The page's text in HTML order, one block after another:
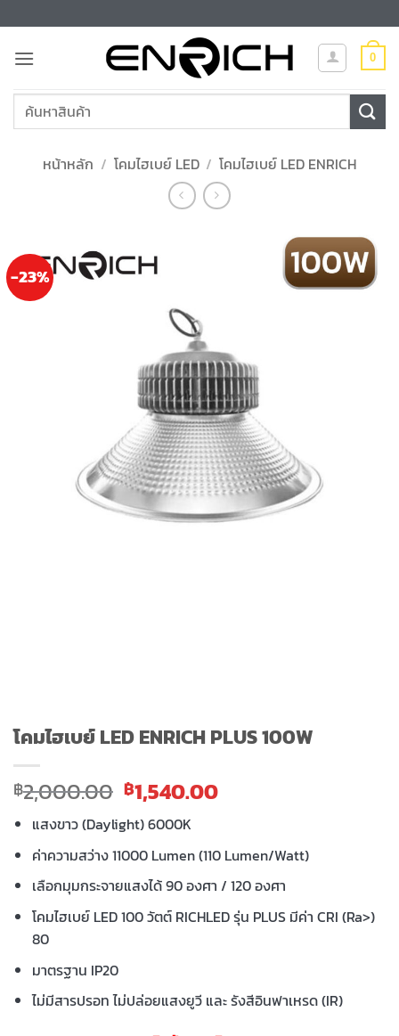
ไป
ยัง
0
ค้นหา:
หน้าหลัก / โคมไฮเบย์ LED / โคมไฮเบย์ LED ENRICH
-23%
โคมไฮเบย์ LED ENRICH PLUS 100W
฿2,000.00 Original
price
was:
฿2,000.00.
฿1,540.00Current
฿1,540.00.
แสงขาว (Daylight) 6000K
ค่าความสว่าง 11000 Lumen (110 Lumen/Watt)
เลือกมุมกระจายแสงได้ 90 องศา / 120 องศา
โคมไฮเบย์ LED 100 วัตต์ RICHLED รุ่น PLUS มีค่า CRI (Ra>)
80
มาตรฐาน IP20
ไม่มีสารปรอท ไม่ปล่อยแสงยูวี และ รังสีอินฟาเหรด (IR)